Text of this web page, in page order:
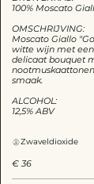
100% Moscato
OMSCHRIJVING:
Moscato Giallo
witte wijn met
delicaat bouquet
smaak.
ALCOHOL:
12,5% ABV
€ 36
Zwaveldioxide